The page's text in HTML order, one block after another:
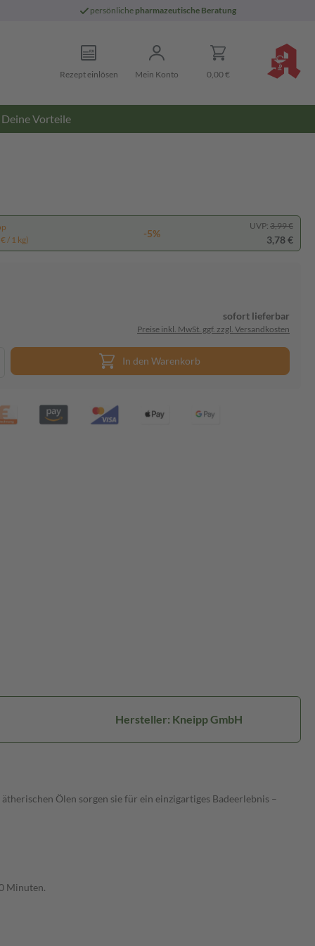
persönliche pharmazeutische Beratung
Rezept einlösen Mein Konto 0,00 €
Deine Vorteile
/ 1 kg)
-5%
UVP: 3,99 €
3,78 €
sofort lieferbar
Preise inkl. MwSt. ggf. zzgl. Versandkosten
In den Warenkorb
Hersteller: Kneipp GmbH
Ölen sorgen sie für ein einzigartiges Badeerlebnis –
Minuten.